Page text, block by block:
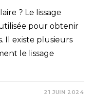
? Le lissage
pour obtenir
Il existe plusieurs
le lissage
21 JUIN 2024